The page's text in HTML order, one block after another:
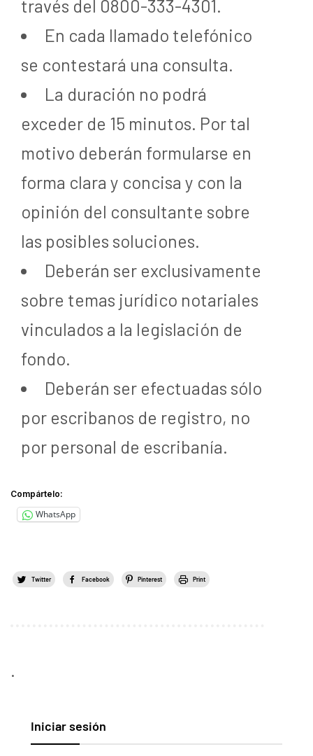
través del 0800-333-4301.
En cada llamado telefónico
se contestará una consulta.
La duración no podrá
exceder de 15 minutos. Por tal
motivo deberán formularse en
forma clara y concisa y con la
opinión del consultante sobre
las posibles soluciones.
Deberán ser exclusivamente
sobre temas jurídico notariales
vinculados a la legislación de
fondo.
Deberán ser efectuadas sólo
por escribanos de registro, no
por personal de escribanía.
Compártelo:
WhatsApp
Twitter Facebook Pinterest Print
.
Iniciar sesión